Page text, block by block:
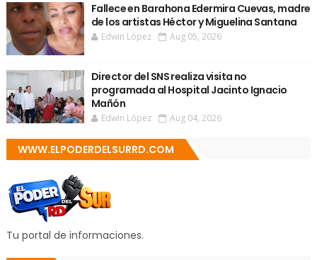
Fallece en Barahona Edermira Cuevas, madre
de los artistas Héctor y Miguelina Santana
Edwin López Aug 05, 2026
Director del SNS realiza visita no
programada al Hospital Jacinto Ignacio
Mañón
Edwin López Aug 04, 2026
WWW.ELPODERDELSURRD.COM
Tu portal de informaciones.